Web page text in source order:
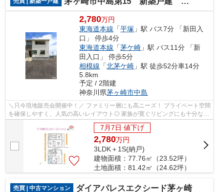
2,780万円
東海道本線 「平塚 」駅 バス7分 「新田入
口」 停歩4分
東海道本線 「茅ケ崎 」駅 バス11分 「新
田入口」 停歩5分
相模線 「北茅ケ崎 」駅 徒歩52分車14分
5.8km
予定 / 2階建
神奈川県茅ヶ崎市中島
＼只今現地販売会開催中！／ ファミリー層にも高ニーズ！ プライベート空間
を確保しやすく、人気の高いレイアウト◎ 家族が寛ぐリビングにも十分な広
さがあり、水廻り集中設計で家事効...
7月7日 値下げ
2,780万円
3LDK＋1S(納戸)
建物面積：77.76㎡（23.52坪）
土地面積：81.42㎡（24.62坪）
売買 | 中古マンション ダイアパレスエクシード茅ヶ崎